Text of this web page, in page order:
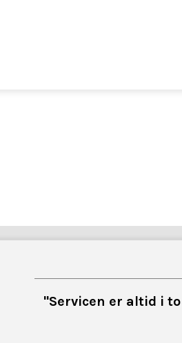
"Servicen er altid i